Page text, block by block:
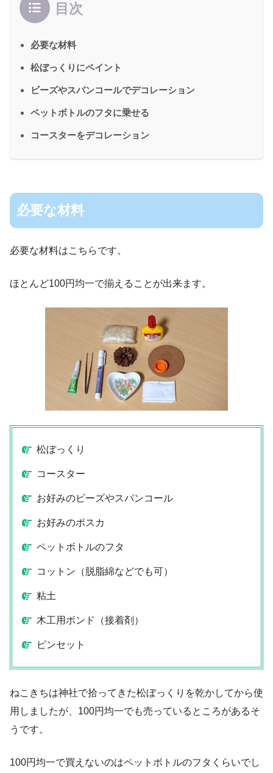
目次
必要な材料
松ぼっくりにペイント
ビーズやスパンコールでデコレーション
ペットボトルのフタに乗せる
コースターをデコレーション
必要な材料
必要な材料はこちらです。
ほとんど100円均一で揃えることが出来ます。
松ぼっくり
コースター
お好みのビーズやスパンコール
お好みのポスカ
ペットボトルのフタ
コットン（脱脂綿などでも可）
粘土
木工用ボンド（接着剤）
ピンセット
ねこきちは神社で拾ってきた松ぼっくりを乾かしてから使
用しましたが、100円均一でも売っているところがあるそ
うです。
100円均一で買えないのはペットボトルのフタくらいでし